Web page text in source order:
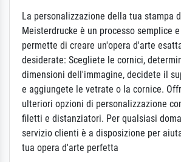
La personalizzazione della tua stampa
Meisterdrucke è un processo semplice
permette di creare un'opera d'arte
desiderate: Scegliete le cornici,
dimensioni dell'immagine, decidete il
e aggiungete le vetrate o la cornice.
ulteriori opzioni di personalizzazione
filetti e distanziatori. Per qualsiasi
servizio clienti è a disposizione per
tua opera d'arte perfetta